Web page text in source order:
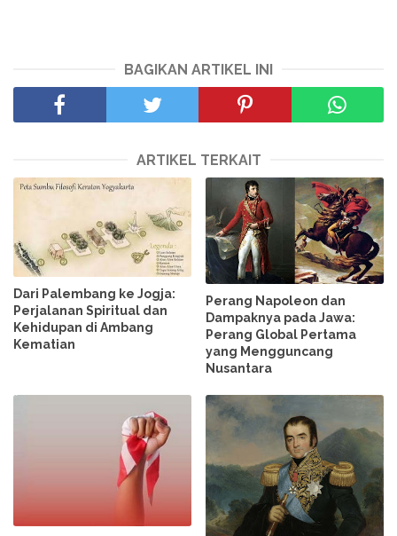
BAGIKAN ARTIKEL INI
ARTIKEL TERKAIT
Dari Palembang ke Jogja:
Perjalanan Spiritual dan
Kehidupan di Ambang
Kematian
Perang Napoleon dan
Dampaknya pada Jawa:
Perang Global Pertama
yang Mengguncang
Nusantara